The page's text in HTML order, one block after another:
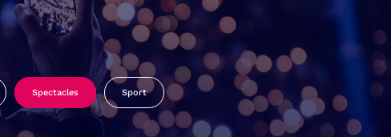
Spectacles Sport